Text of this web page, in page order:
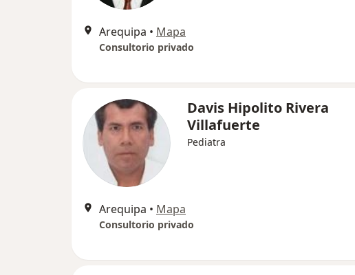
Arequipa • Mapa
Consultorio privado
Davis Hipolito Rivera
Villafuerte
Pediatra
Arequipa • Mapa
Consultorio privado